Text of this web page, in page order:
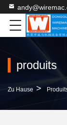
produits
Zu Hause >